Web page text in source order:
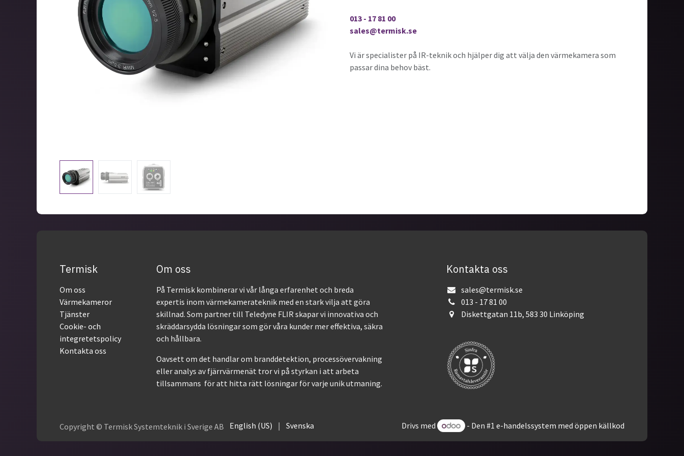
013 - 17 81 00
sales@termisk.se
Vi är specialister på IR-teknik och hjälper dig att välja den värmekamera som
passar dina behov bäst.
Termisk
Om oss
Värmekameror
Tjänster
Cookie- och
integretetspolicy
Kontakta oss
Om oss
På Termisk kombinerar vi vår långa erfarenhet och breda
expertis inom värmekamerateknik med en stark vilja att göra
skillnad. Som partner till Teledyne FLIR skapar vi innovativa och
skräddarsydda lösningar som gör våra kunder mer effektiva, säkra
och hållbara.
Oavsett om det handlar om branddetektion, processövervakning
eller analys av fjärrvärmenät tror vi på styrkan i att arbeta
tillsammans för att hitta rätt lösningar för varje unik utmaning.
Kontakta oss
sales@termisk.se
013 - 17 81 00
Diskettgatan 11b, 583 30 Linköping
Copyright © Termisk Systemteknik i Sverige AB English (US) | Svenska Drivs med - Den #1 e-handelssystem med öppen källkod